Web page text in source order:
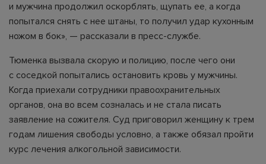
и мужчина продолжил оскорблять, щупать ее, а когда
попытался снять с нее штаны, то получил удар кухонным
ножом в бок», — рассказали в пресс-службе.
Тюменка вызвала скорую и полицию, после чего они
с соседкой попытались остановить кровь у мужчины.
Когда приехали сотрудники правоохранительных
органов, она во всем созналась и не стала писать
заявление на сожителя. Суд приговорил женщину к трем
годам лишения свободы условно, а также обязал пройти
курс лечения алкогольной зависимости.